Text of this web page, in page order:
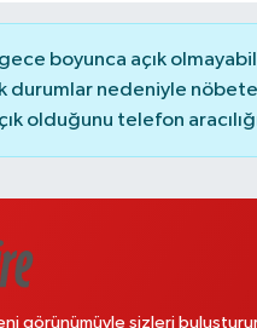
boyunca açık
durumlar nedeniyle
olduğunu telefon
görünümüyle sizleri